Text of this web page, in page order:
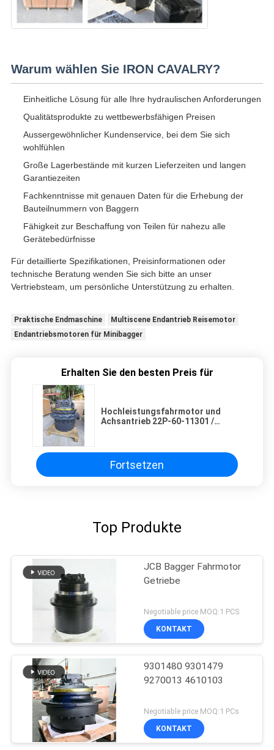
Warum wählen Sie IRON CAVALRY?
Einheitliche Lösung für alle Ihre hydraulischen Anforderungen
Qualitätsprodukte zu wettbewerbsfähigen Preisen
Aussergewöhnlicher Kundenservice, bei dem Sie sich
wohlfühlen
Große Lagerbestände mit kurzen Lieferzeiten und langen
Garantiezeiten
Fachkenntnisse mit genauen Daten für die Erhebung der
Bauteilnummern von Baggern
Fähigkeit zur Beschaffung von Teilen für nahezu alle
Gerätebedürfnisse
Für detaillierte Spezifikationen, Preisinformationen oder
technische Beratung wenden Sie sich bitte an unser
Vertriebsteam, um persönliche Unterstützung zu erhalten.
Praktische Endmaschine
Multiscene Endantrieb Reisemotor
Endantriebsmotoren für Minibagger
Erhalten Sie den besten Preis für
Hochleistungsfahrmotor und
Achsantrieb 22P-60-11301 /
Fortsetzen
Top Produkte
JCB Bagger Fahrmotor
Getriebe
Negotiable price MOQ:1 PCS
KONTAKT
9301480 9301479
9270013 4610103
Negotiable price MOQ:1 PCs
KONTAKT